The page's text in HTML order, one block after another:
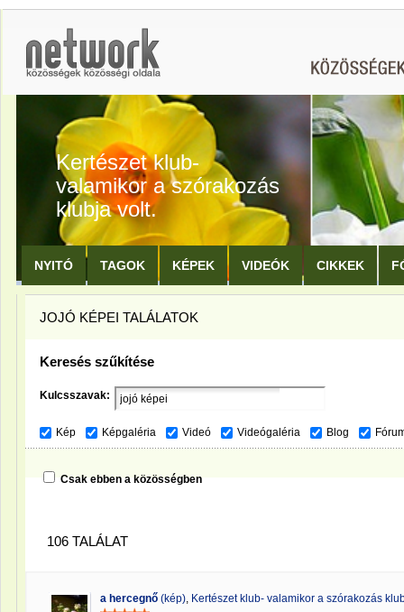
Kertészet klub-
valamikor a szórakozás
klubja volt.
NYITÓ TAGOK KÉPEK VIDEÓK CIKKEK
JOJÓ KÉPEI TALÁLATOK
Keresés szűkítése
Kulcsszavak:
Kép Képgaléria Videó Videógaléria Blog
Csak ebben a közösségben
106 TALÁLAT
a hercegnő (kép), Kertészet klub- valamikor a szórakozás